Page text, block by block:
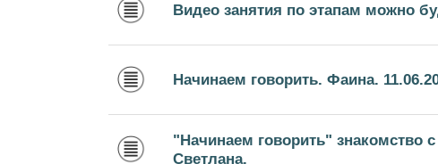
Видео занятия по этапам можно
Начинаем говорить. Фаина.
"Начинаем говорить" знакомство
Светлана.